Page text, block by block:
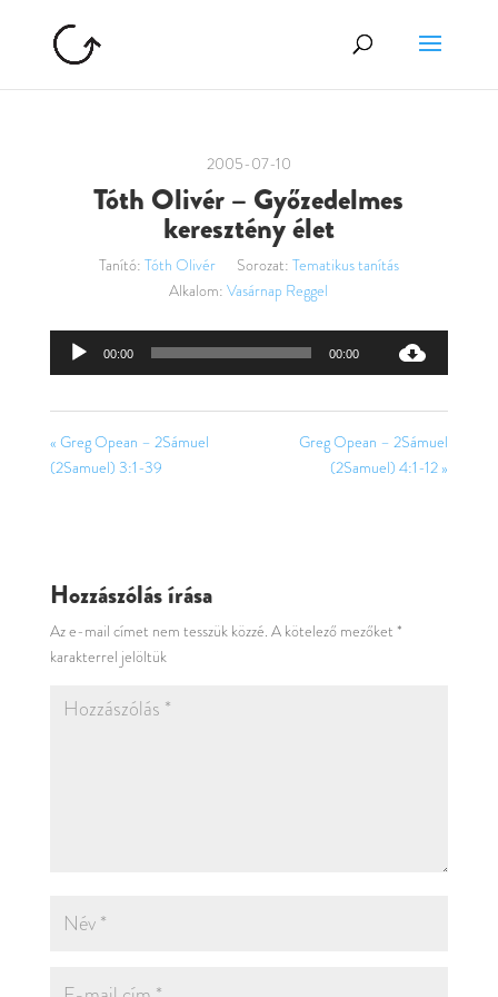
2005-07-10
Tóth Olivér – Győzedelmes
keresztény élet
Tanító: Tóth Olivér Sorozat: Tematikus tanítás
Alkalom: Vasárnap Reggel
Audió
00:00 00:00
« Greg Opean – 2Sámuel
(2Samuel) 3:1-39
Greg Opean – 2Sámuel
(2Samuel) 4:1-12 »
Hozzászólás írása
Az e-mail címet nem tesszük közzé. A kötelező mezőket *
karakterrel jelöltük